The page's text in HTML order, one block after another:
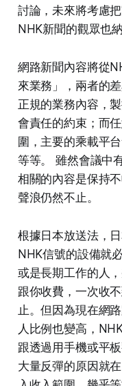
討論，未來將考慮
NHK新聞的觀眾也
網路新聞內容將從
來業務」，兩者的
正規的業務內容，
會責任的約束；而
圍，主要的乘載平
等等。 雖然會議中
相關的內容是保持
聲浪仍然不止。
根據日本放送法，
NHK信號的設備就
或是長期工作的人
跟你收費，一次收
止。但因為現在網
人比例也變高，
跟透過用手機或平
大量反彈的原因就